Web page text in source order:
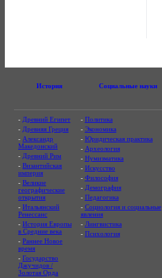
История Социальные науки
- Древний Египет
- Древняя Греция
- Александр
Македонский
- Древний Рим
- Византийская
империя
- Великие
географические
открытия
- Итальянский
Ренессанс
- История Европы
в Средние века
- Раннее Новое
время
- Государство
Джучидов /
Золотая Орда
- Политика
- Экономика
- Юридическая практика
- Археология
- Нумизматика
- Искусство
- Философия
- Демография
- Педагогика
- Социология и социальные
явления
- Лингвистика
- Психология